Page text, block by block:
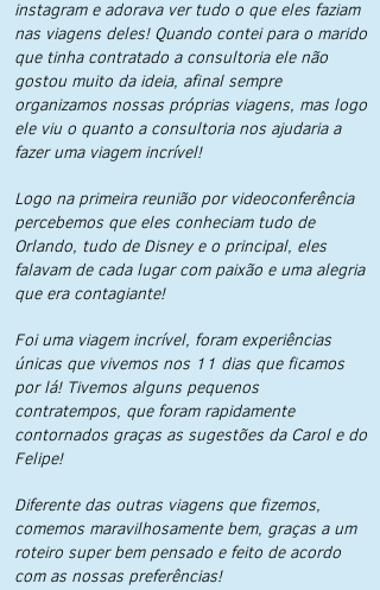
instagram e adorava ver tudo o que eles faziam
nas viagens deles! Quando contei para o marido
que tinha contratado a consultoria ele não
gostou muito da ideia, afinal sempre
organizamos nossas próprias viagens, mas logo
ele viu o quanto a consultoria nos ajudaria a
fazer uma viagem incrível!
Logo na primeira reunião por videoconferência
percebemos que eles conheciam tudo de
Orlando, tudo de Disney e o principal, eles
falavam de cada lugar com paixão e uma alegria
que era contagiante!
Foi uma viagem incrível, foram experiências
únicas que vivemos nos 11 dias que ficamos
por lá! Tivemos alguns pequenos
contratempos, que foram rapidamente
contornados graças as sugestões da Carol e do
Felipe!
Diferente das outras viagens que fizemos,
comemos maravilhosamente bem, graças a um
roteiro super bem pensado e feito de acordo
com as nossas preferências!